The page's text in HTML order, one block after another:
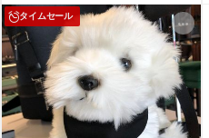
タイムセール